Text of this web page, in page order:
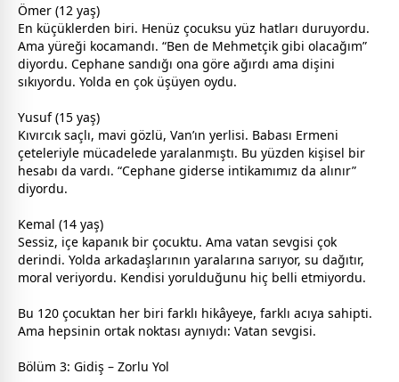
Ömer (12 yaş)
En küçüklerden biri. Henüz çocuksu yüz hatları duruyordu.
Ama yüreği kocamandı. “Ben de Mehmetçik gibi olacağım”
diyordu. Cephane sandığı ona göre ağırdı ama dişini
sıkıyordu. Yolda en çok üşüyen oydu.
Yusuf (15 yaş)
Kıvırcık saçlı, mavi gözlü, Van’ın yerlisi. Babası Ermeni
çeteleriyle mücadelede yaralanmıştı. Bu yüzden kişisel bir
hesabı da vardı. “Cephane giderse intikamımız da alınır”
diyordu.
Kemal (14 yaş)
Sessiz, içe kapanık bir çocuktu. Ama vatan sevgisi çok
derindi. Yolda arkadaşlarının yaralarına sarıyor, su dağıtır,
moral veriyordu. Kendisi yorulduğunu hiç belli etmiyordu.
Bu 120 çocuktan her biri farklı hikâyeye, farklı acıya sahipti.
Ama hepsinin ortak noktası aynıydı: Vatan sevgisi.
Bölüm 3: Gidiş – Zorlu Yol